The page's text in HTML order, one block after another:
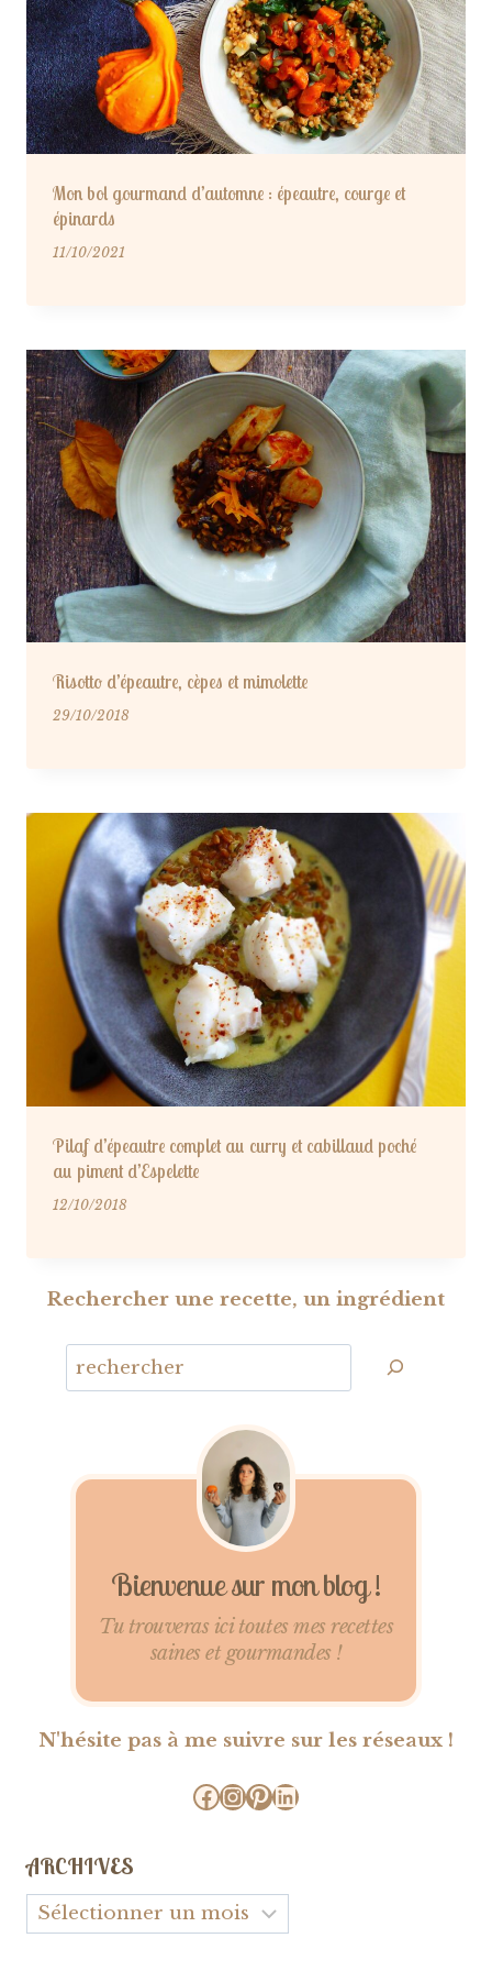
Mon bol gourmand d’automne : épeautre, courge et
épinards
11/10/2021
Risotto d’épeautre, cèpes et mimolette
29/10/2018
Pilaf d’épeautre complet au curry et cabillaud poché
au piment d’Espelette
12/10/2018
Rechercher une recette, un ingrédient
Bienvenue sur mon blog !
Tu trouveras ici toutes mes recettes
saines et gourmandes !
N'hésite pas à me suivre sur les réseaux !
Facebook
Instagram
Pinterest
LinkedIn
ARCHIVES
Archives